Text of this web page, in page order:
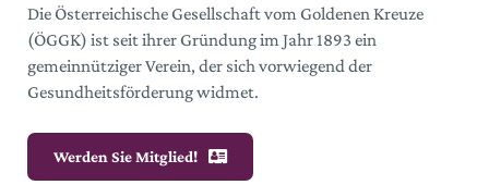
Die Österreichische Gesellschaft vom Goldenen Kreuze
(ÖGGK) ist seit ihrer Gründung im Jahr 1893 ein
gemeinnütziger Verein, der sich vorwiegend der
Gesundheitsförderung widmet.
Werden Sie Mitglied!